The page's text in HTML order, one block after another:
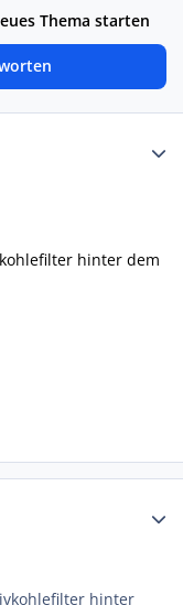
Thema starten
hinter dem
hinter